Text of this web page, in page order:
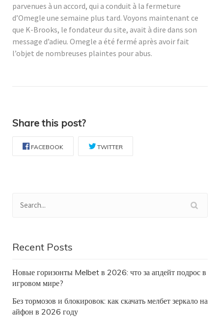
parvenues à un accord, qui a conduit à la fermeture
d’Omegle une semaine plus tard. Voyons maintenant ce
que K-Brooks, le fondateur du site, avait à dire dans son
message d’adieu. Omegle a été fermé après avoir fait
l’objet de nombreuses plaintes pour abus.
Share this post?
FACEBOOK TWITTER
Recent Posts
Новые горизонты Melbet в 2026: что за апдейт подрос в
игровом мире?
Без тормозов и блокировок: как скачать мелбет зеркало на
айфон в 2026 году